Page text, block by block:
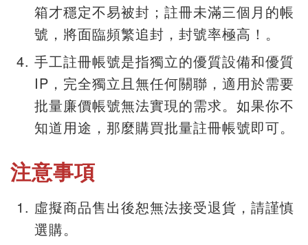
箱才穩定不易被封；註冊未滿三個月的帳
號，將面臨頻繁追封，封號率極高！。
手工註冊帳號是指獨立的優質設備和優質
IP，完全獨立且無任何關聯，適用於需要
批量廉價帳號無法實現的需求。如果你不
知道用途，那麼購買批量註冊帳號即可。
注意事項
虛擬商品售出後恕無法接受退貨，請謹慎
選購。